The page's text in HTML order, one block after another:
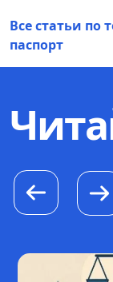
Все статьи по
паспорт